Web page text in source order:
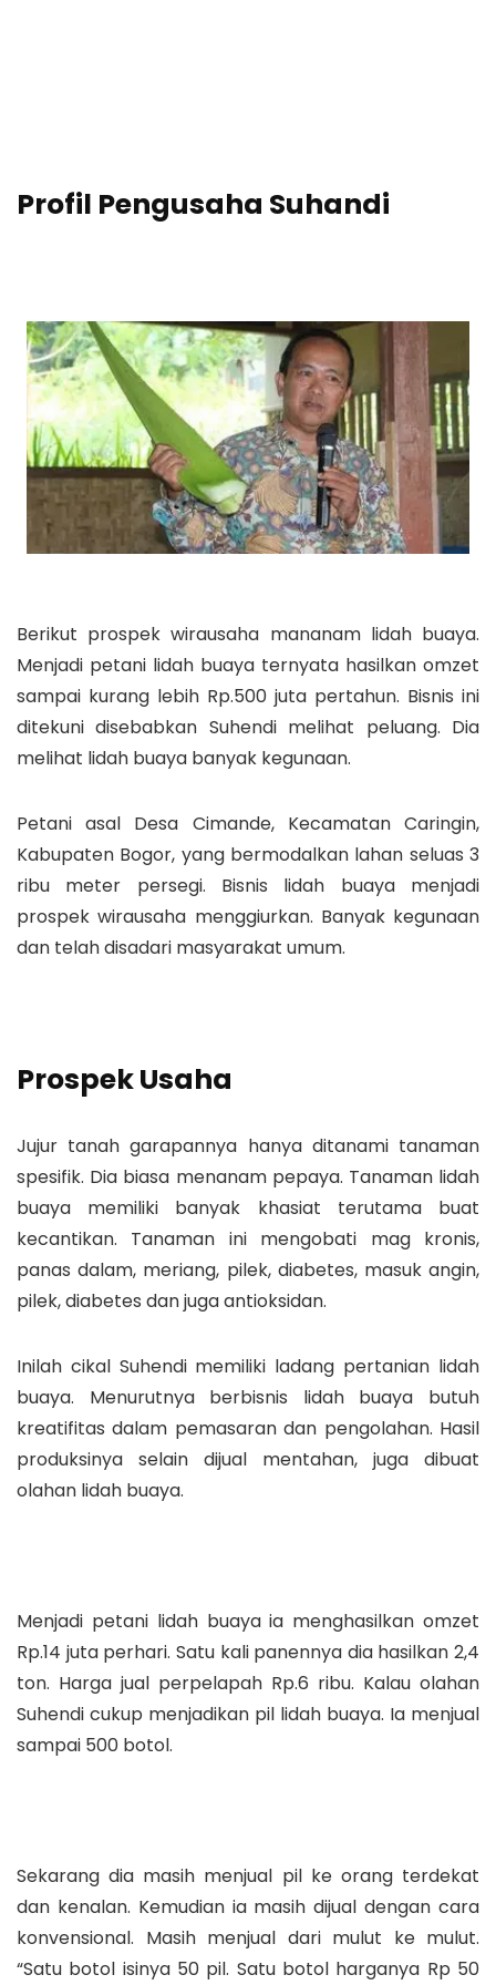
Profil Pengusaha Suhandi
Berikut prospek wirausaha mananam lidah buaya.
Menjadi petani lidah buaya ternyata hasilkan omzet
sampai kurang lebih Rp.500 juta pertahun. Bisnis ini
ditekuni disebabkan Suhendi melihat peluang. Dia
melihat lidah buaya banyak kegunaan.
Petani asal Desa Cimande, Kecamatan Caringin,
Kabupaten Bogor, yang bermodalkan lahan seluas 3
ribu meter persegi. Bisnis lidah buaya menjadi
prospek wirausaha menggiurkan. Banyak kegunaan
dan telah disadari masyarakat umum.
Prospek Usaha
Jujur tanah garapannya hanya ditanami tanaman
spesifik. Dia biasa menanam pepaya. Tanaman lidah
buaya memiliki banyak khasiat terutama buat
kecantikan. Tanaman ini mengobati mag kronis,
panas dalam, meriang, pilek, diabetes, masuk angin,
pilek, diabetes dan juga antioksidan.
Inilah cikal Suhendi memiliki ladang pertanian lidah
buaya. Menurutnya berbisnis lidah buaya butuh
kreatifitas dalam pemasaran dan pengolahan. Hasil
produksinya selain dijual mentahan, juga dibuat
olahan lidah buaya.
Menjadi petani lidah buaya ia menghasilkan omzet
Rp.14 juta perhari. Satu kali panennya dia hasilkan 2,4
ton. Harga jual perpelapah Rp.6 ribu. Kalau olahan
Suhendi cukup menjadikan pil lidah buaya. Ia menjual
sampai 500 botol.
Sekarang dia masih menjual pil ke orang terdekat
dan kenalan. Kemudian ia masih dijual dengan cara
konvensional. Masih menjual dari mulut ke mulut.
“Satu botol isinya 50 pil. Satu botol harganya Rp 50